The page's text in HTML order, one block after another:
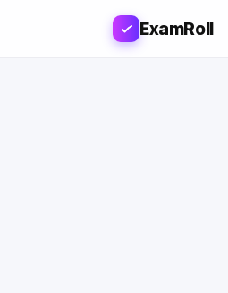
ExamRoll